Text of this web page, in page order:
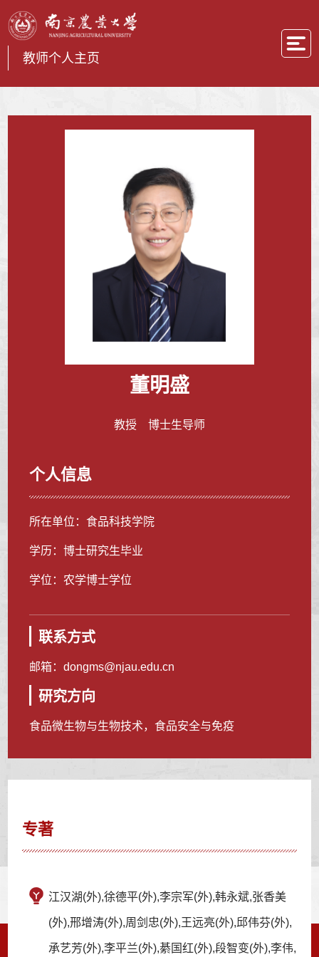
教师个人主页
董明盛
教授 博士生导师
个人信息
所在单位：食品科技学院
学历：博士研究生毕业
学位：农学博士学位
联系方式
邮箱：dongms@njau.edu.cn
研究方向
食品微生物与生物技术，食品安全与免疫
专著
江汉湖(外),徐德平(外),李宗军(外),韩永斌,张香美
(外),邢增涛(外),周剑忠(外),王远亮(外),邱伟芬(外),
承艺芳(外),李平兰(外),綦国红(外),段智变(外),李伟,